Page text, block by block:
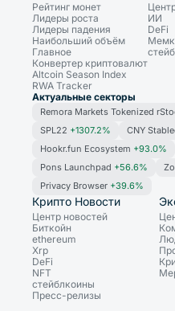
Рейтинг монет
Лидеры роста
Лидеры падения
Наибольший объём
Главное
Конвертер криптовалют
Altcoin Season Index
RWA Tracker
ИИ
DeFi
Актуальные секторы
Remora Markets Tokenized
SPL22 +1307.2% CNY
Hookr.fun Ecosystem +93.0%
Pons Launchpad +56.6%
Privacy Browser +39.6%
Крипто Новости
Центр новостей
Биткойн
ethereum
Xrp
DeFi
NFT
стейблкоины
Пресс-релизы